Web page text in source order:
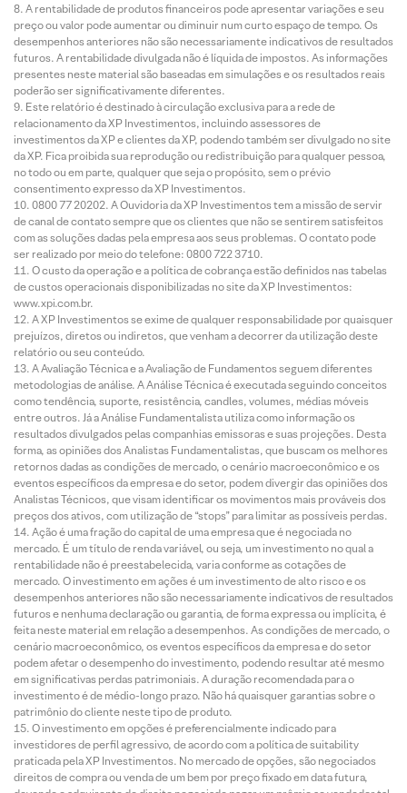
A rentabilidade de produtos financeiros pode apresentar variações e seu
preço ou valor pode aumentar ou diminuir num curto espaço de tempo. Os
desempenhos anteriores não são necessariamente indicativos de resultados
futuros. A rentabilidade divulgada não é líquida de impostos. As informações
presentes neste material são baseadas em simulações e os resultados reais
poderão ser significativamente diferentes.
Este relatório é destinado à circulação exclusiva para a rede de
relacionamento da XP Investimentos, incluindo assessores de
investimentos da XP e clientes da XP, podendo também ser divulgado no site
da XP. Fica proibida sua reprodução ou redistribuição para qualquer pessoa,
no todo ou em parte, qualquer que seja o propósito, sem o prévio
consentimento expresso da XP Investimentos.
0800 77 20202. A Ouvidoria da XP Investimentos tem a missão de servir
de canal de contato sempre que os clientes que não se sentirem satisfeitos
com as soluções dadas pela empresa aos seus problemas. O contato pode
ser realizado por meio do telefone: 0800 722 3710.
O custo da operação e a política de cobrança estão definidos nas tabelas
de custos operacionais disponibilizadas no site da XP Investimentos:
www.xpi.com.br.
A XP Investimentos se exime de qualquer responsabilidade por quaisquer
prejuízos, diretos ou indiretos, que venham a decorrer da utilização deste
relatório ou seu conteúdo.
A Avaliação Técnica e a Avaliação de Fundamentos seguem diferentes
metodologias de análise. A Análise Técnica é executada seguindo conceitos
como tendência, suporte, resistência, candles, volumes, médias móveis
entre outros. Já a Análise Fundamentalista utiliza como informação os
resultados divulgados pelas companhias emissoras e suas projeções. Desta
forma, as opiniões dos Analistas Fundamentalistas, que buscam os melhores
retornos dadas as condições de mercado, o cenário macroeconômico e os
eventos específicos da empresa e do setor, podem divergir das opiniões dos
Analistas Técnicos, que visam identificar os movimentos mais prováveis dos
preços dos ativos, com utilização de “stops” para limitar as possíveis perdas.
Ação é uma fração do capital de uma empresa que é negociada no
mercado. É um título de renda variável, ou seja, um investimento no qual a
rentabilidade não é preestabelecida, varia conforme as cotações de
mercado. O investimento em ações é um investimento de alto risco e os
desempenhos anteriores não são necessariamente indicativos de resultados
futuros e nenhuma declaração ou garantia, de forma expressa ou implícita, é
feita neste material em relação a desempenhos. As condições de mercado, o
cenário macroeconômico, os eventos específicos da empresa e do setor
podem afetar o desempenho do investimento, podendo resultar até mesmo
em significativas perdas patrimoniais. A duração recomendada para o
investimento é de médio-longo prazo. Não há quaisquer garantias sobre o
patrimônio do cliente neste tipo de produto.
O investimento em opções é preferencialmente indicado para
investidores de perfil agressivo, de acordo com a política de suitability
praticada pela XP Investimentos. No mercado de opções, são negociados
direitos de compra ou venda de um bem por preço fixado em data futura,